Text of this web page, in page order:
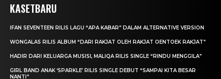
KASETBARU
IFAN SEVENTEEN RILIS LAGU “APA KABAR” DALAM ALTERNATIVE VERSION
WONGALAS RILIS ALBUM “DARI RAKJAT OLEH RAKJAT OENTOEK RAKJAT”
HADIR DARI KELUARGA MUSISI, MALIQA RILIS SINGLE “RINDU MENGGILA”
GIRL BAND ANAK ‘SPARKLE’ RILIS SINGLE DEBUT “SAMPAI KITA BESAR
NANTI”